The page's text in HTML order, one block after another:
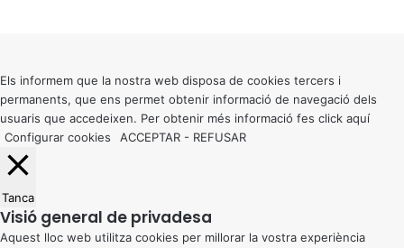
button
Els informem que la nostra web disposa de cookies tercers i
permanents, que ens permet obtenir informació de navegació dels
usuaris que accedeixen. Per obtenir més informació fes click aquí
Configurar cookies
ACCEPTAR - REFUSAR
Tanca
Visió general de privadesa
Aquest lloc web utilitza cookies per millorar la vostra experiència